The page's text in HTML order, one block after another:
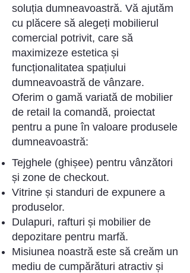
soluția dumneavoastră. Vă ajutăm
cu plăcere să alegeți mobilierul
comercial potrivit, care să
maximizeze estetica și
funcționalitatea spațiului
dumneavoastră de vânzare.
Oferim o gamă variată de mobilier
de retail la comandă, proiectat
pentru a pune în valoare produsele
dumneavoastră:
Tejghele (ghișee) pentru vânzători
și zone de checkout.
Vitrine și standuri de expunere a
produselor.
Dulapuri, rafturi și mobilier de
depozitare pentru marfă.
Misiunea noastră este să creăm un
mediu de cumpărături atractiv și